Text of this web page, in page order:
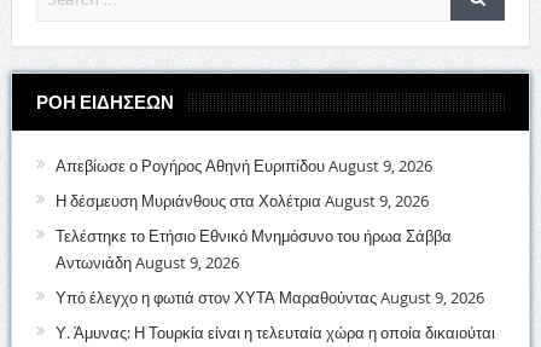
ΡΟΗ ΕΙΔΗΣΕΩΝ
Απεβίωσε ο Ρογήρος Αθηνή ΕυριπίδουAugust 9, 2026
Η δέσμευση Μυριάνθους στα Χολέτρια August 9, 2026
Τελέστηκε το Ετήσιο Εθνικό Μνημόσυνο του ήρωα Σάββα
ΑντωνιάδηAugust 9, 2026
Υπό έλεγχο η φωτιά στον ΧΥΤΑ ΜαραθούνταςAugust 9, 2026
Υ. Άμυνας: Η Τουρκία είναι η τελευταία χώρα η οποία δικαιούται